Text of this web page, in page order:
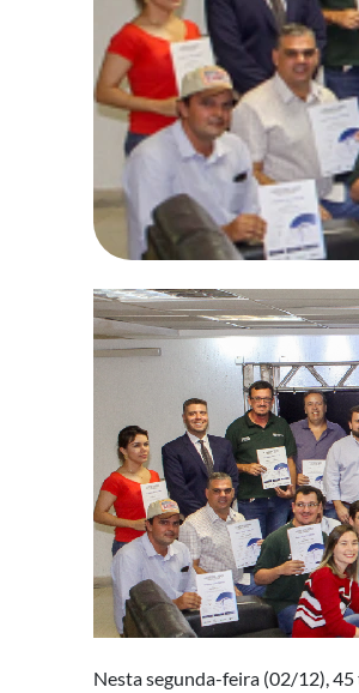
Nesta segunda-feira (02/12),